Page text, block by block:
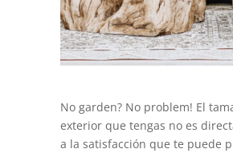
No garden? No problem! El
exterior que tengas no es
a la satisfacción que te puede